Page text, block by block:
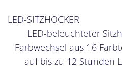
LED-SITZHOCKER
LED-beleuchteter
Farbwechsel aus 16
auf bis zu 12 Stunden